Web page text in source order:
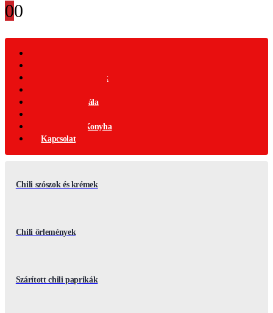
00
Ajándék Termékek
Csípősségi-Skála
Nemzetközi Konyha
Kapcsolat
Chili szószok és krémek
Chili őrlemények
Szárított chili paprikák